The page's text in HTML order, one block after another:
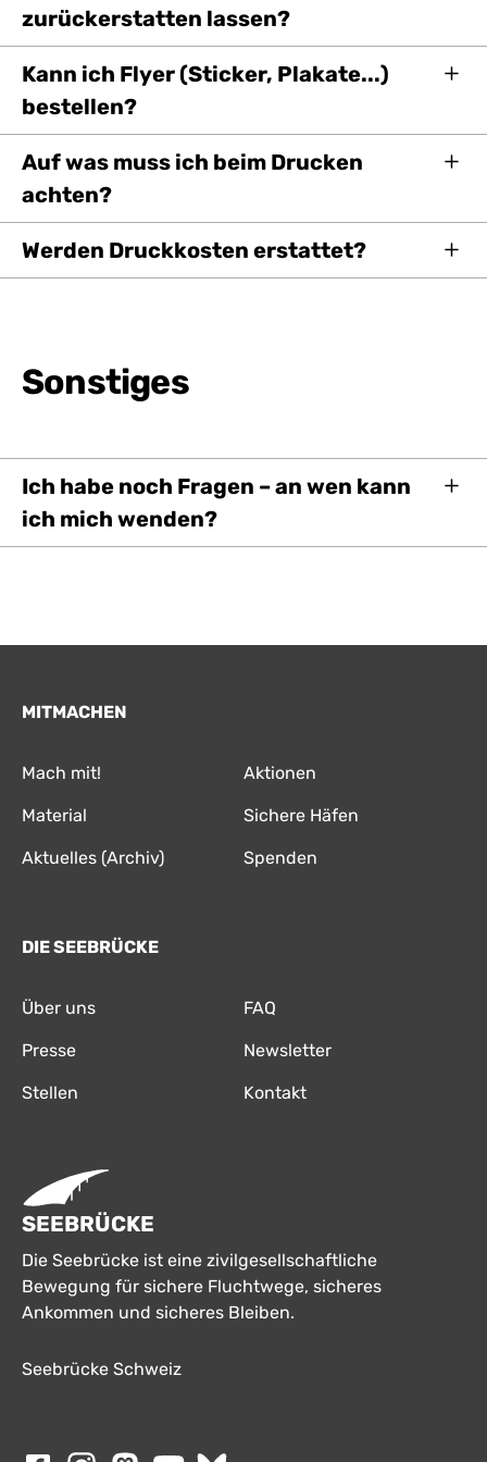
zurückerstatten lassen?
Kann ich Flyer (Sticker, Plakate...)
bestellen?
Auf was muss ich beim Drucken
achten?
Werden Druckkosten erstattet?
Sonstiges
Ich habe noch Fragen – an wen kann
ich mich wenden?
MITMACHEN
Mach mit! Aktionen
Material Sichere Häfen
Aktuelles (Archiv) Spenden
DIE SEEBRÜCKE
Über uns FAQ
Presse Newsletter
Stellen Kontakt
SEEBRÜCKE
Die Seebrücke ist eine zivilgesellschaftliche
Bewegung für sichere Fluchtwege, sicheres
Ankommen und sicheres Bleiben.
Seebrücke Schweiz